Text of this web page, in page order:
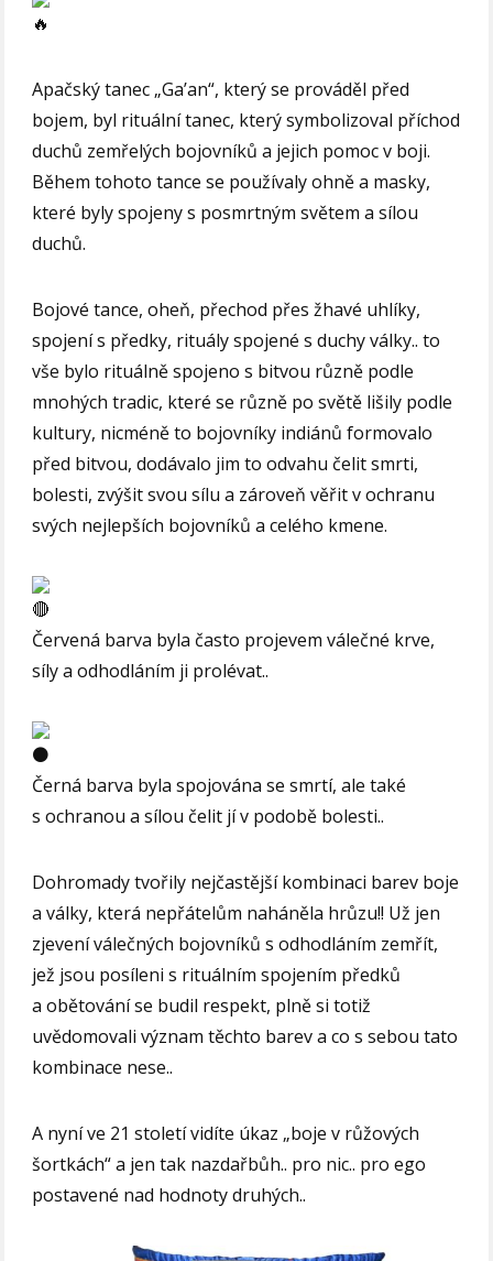
Apačský tanec „Ga’an“, který se prováděl před
bojem, byl rituální tanec, který symbolizoval příchod
duchů zemřelých bojovníků a jejich pomoc v boji.
Během tohoto tance se používaly ohně a masky,
které byly spojeny s posmrtným světem a sílou
duchů.
Bojové tance, oheň, přechod přes žhavé uhlíky,
spojení s předky, rituály spojené s duchy války.. to
vše bylo rituálně spojeno s bitvou různě podle
mnohých tradic, které se různě po světě lišily podle
kultury, nicméně to bojovníky indiánů formovalo
před bitvou, dodávalo jim to odvahu čelit smrti,
bolesti, zvýšit svou sílu a zároveň věřit v ochranu
svých nejlepších bojovníků a celého kmene.
Červená barva byla často projevem válečné krve,
síly a odhodláním ji prolévat..
Černá barva byla spojována se smrtí, ale také
s ochranou a sílou čelit jí v podobě bolesti..
Dohromady tvořily nejčastější kombinaci barev boje
a války, která nepřátelům naháněla hrůzu!! Už jen
zjevení válečných bojovníků s odhodláním zemřít,
jež jsou posíleni s rituálním spojením předků
a obětování se budil respekt, plně si totiž
uvědomovali význam těchto barev a co s sebou tato
kombinace nese..
A nyní ve 21 století vidíte úkaz „boje v růžových
šortkách“ a jen tak nazdařbůh.. pro nic.. pro ego
postavené nad hodnoty druhých..